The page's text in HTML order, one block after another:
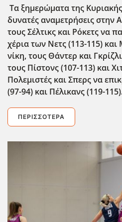
Τα ξημερώματα της
δυνατές αναμετρήσεις στην
τους Σέλτικς και Ρόκετς να
χέρια των Νετς (113-115)
νίκη, τους Θάντερ και
τους Πίστονς (107-113) και
Πολεμιστές και Σπερς να
(97-94) και Πέλικανς (119-
ΠΕΡΙΣΣΌΤΕΡΑ